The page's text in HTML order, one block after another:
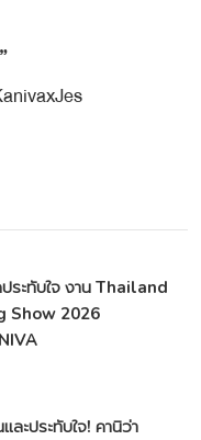
ระทับใจ งาน Thailand
Show 2026
ะประทับใจ! คานิว่า